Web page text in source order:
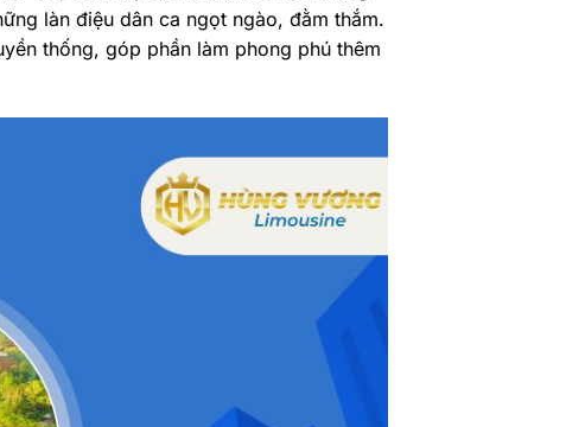
làn điệu dân ca ngọt ngào, đằm thắm.
thống, góp phần làm phong phú thêm